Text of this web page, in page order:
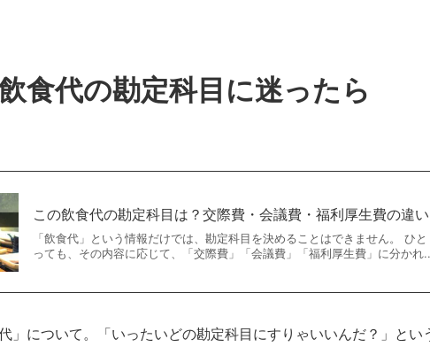
飲食代の勘定科目に迷ったら
この飲食代の勘定科目は？交際費・会議費・福利厚生費の違い
「飲食代」という情報だけでは、勘定科目を決めることはできません。 ひ
っても、その内容に応じて、「交際費」「会議費」「福利厚生費」に分かれ
」について。「いったいどの勘定科目にすりゃいいんだ？」とい